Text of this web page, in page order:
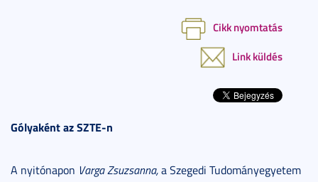
Cikk nyomtatás
Link küldés
Gólyaként az SZTE-n
A nyitónapon Varga Zsuzsanna,a Szegedi Tudományegyetem